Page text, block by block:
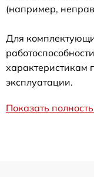
(например,
Для
характеристикам
эксплуатации.
Показать